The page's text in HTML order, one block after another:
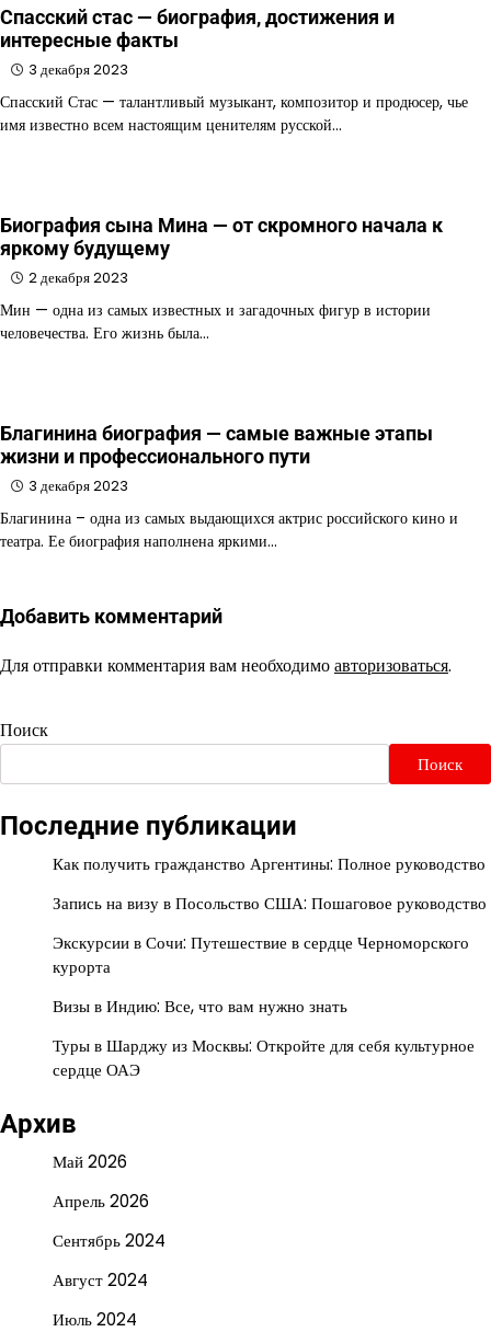
Спасский стас — биография, достижения и
интересные факты
3 декабря 2023
Спасский Стас — талантливый музыкант, композитор и продюсер, чье
имя известно всем настоящим ценителям русской…
Биография сына Мина — от скромного начала к
яркому будущему
2 декабря 2023
Мин — одна из самых известных и загадочных фигур в истории
человечества. Его жизнь была…
Благинина биография — самые важные этапы
жизни и профессионального пути
3 декабря 2023
Благинина – одна из самых выдающихся актрис российского кино и
театра. Ее биография наполнена яркими…
Добавить комментарий
Для отправки комментария вам необходимоавторизоваться.
Поиск
Поиск
Последние публикации
Как получить гражданство Аргентины: Полное руководство
Запись на визу в Посольство США: Пошаговое руководство
Экскурсии в Сочи: Путешествие в сердце Черноморского
курорта
Визы в Индию: Все, что вам нужно знать
Туры в Шарджу из Москвы: Откройте для себя культурное
сердце ОАЭ
Архив
Май 2026
Апрель 2026
Сентябрь 2024
Август 2024
Июль 2024